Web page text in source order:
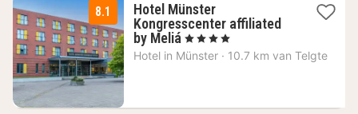
8.1
Hotel Münster
Kongresscenter affiliated
by Meliá 1
nacht
, 4 Sterren
Hotel in Münster · 10.7 km van Telgte